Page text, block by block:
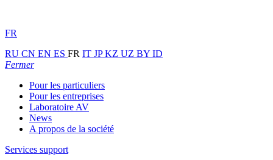
FR
RU CN EN ES FR IT JPKZ UZ BY ID
Fermer
Pour les particuliers
Pour les entreprises
Laboratoire AV
News
A propos de la société
Services support